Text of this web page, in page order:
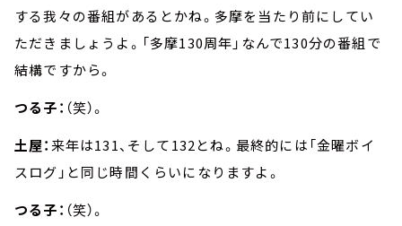
する我々の番組があるとかね。多摩を当たり前にしてい
ただきましょうよ。「多摩130周年」なんで130分の番組で
結構ですから。
つる子： （笑）。
土屋：来年は131、そして132とね。最終的には「金曜ボイ
スログ」と同じ時間くらいになりますよ。
つる子： （笑）。